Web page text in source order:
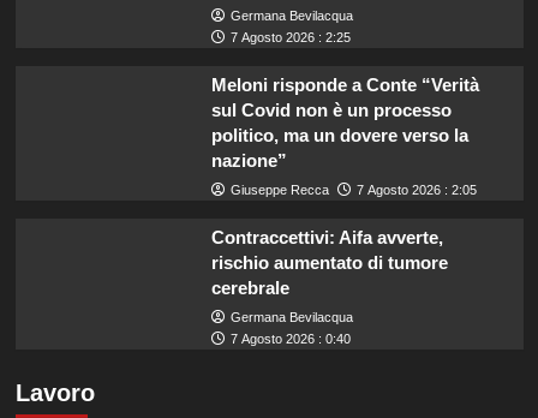
Germana Bevilacqua
7 Agosto 2026 : 2:25
Meloni risponde a Conte “Verità
sul Covid non è un processo
politico, ma un dovere verso la
nazione”
Giuseppe Recca 7 Agosto 2026 : 2:05
Contraccettivi: Aifa avverte,
rischio aumentato di tumore
cerebrale
Germana Bevilacqua
7 Agosto 2026 : 0:40
Lavoro